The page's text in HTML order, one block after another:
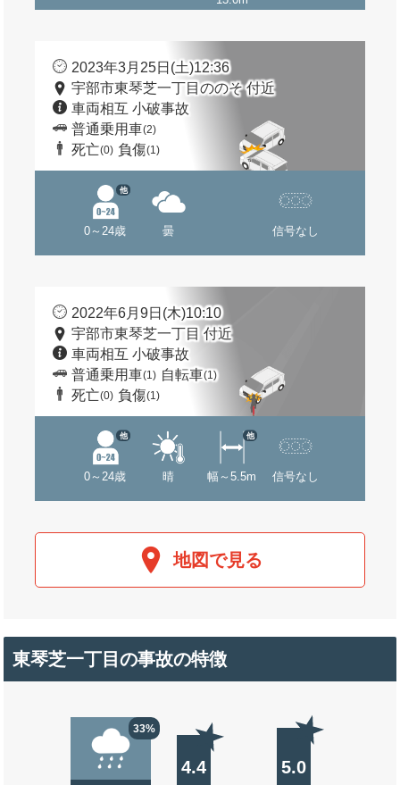
2023年3月25日(土)12:36
宇部市東琴芝一丁目ののそ 付近
車両相互 小破事故
普通乗用車(2)
死亡(0) 負傷(1)
0～24歳
他
曇 信号なし
2022年6月9日(木)10:10
宇部市東琴芝一丁目 付近
車両相互 小破事故
普通乗用車(1) 自転車(1)
死亡(0) 負傷(1)
0～24歳
他
晴 幅～5.5m
他
信号なし
地図で見る
東琴芝一丁目の事故の特徴
33%
4.4 5.0